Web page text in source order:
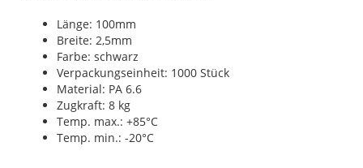
Länge: 100mm
Breite: 2,5mm
Farbe: schwarz
Verpackungseinheit: 1000 Stück
Material: PA 6.6
Zugkraft: 8 kg
Temp. max.: +85°C
Temp. min.: -20°C